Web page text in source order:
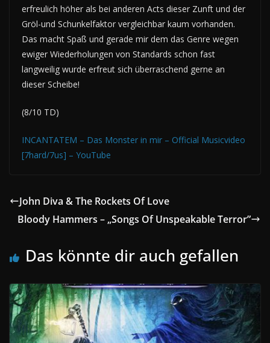
erfreulich höher als bei anderen Acts dieser Zunft und der
Gröl-und Schunkelfaktor vergleichbar kaum vorhanden.
Das macht Spaß und gerade mir dem das Genre wegen
ewiger Wiederholungen von Standards schon fast
langweilig wurde erfreut sich überraschend gerne an
dieser Scheibe!
(8/10 TD)
INCANTATEM – Das Monster in mir – Official Musicvideo
[7hard/7us] – YouTube
John Diva & The Rockets Of Love
Bloody Hammers – „Songs Of Unspeakable Terror”
Das könnte dir auch gefallen